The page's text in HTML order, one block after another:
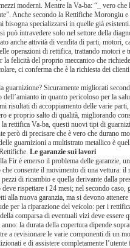
moderni. Mentre la Va-ba: “_ vero
Anche secondo la Rettifiche
bisogna specializzarsi in quelle già
può intravedere solo nel settore della
anche attività di vendita di parti, motori,
operazioni di rettifica, trattando motori
la felicità del proprio meccanico che
ci conferma che è la richiesta dei
guarnizione? Sicuramente migliorati
dell’amianto in quanto pericoloso per la
risultati di accoppiamento delle varie
e proprio salto di qualità, migliorando
la rettifica Va-ba, questi nuovi tipi di
però di precisare che è vero che durano
guarnizioni a multistrato metallico è
Le garanzie sui lavori
Fir è emerso il problema delle garanzie,
consente il movimento di una vettura:
di ricambio e quella derivante dalla
rispettare i 24 mesi; nel secondo
alla nuova garanzia, ma si devono
per la riparazione del veicolo: per i
comparsa di eventuali vizi deve
la durata della copertura dipende
a revisionare le varie componenti di un
e di assistere completamente